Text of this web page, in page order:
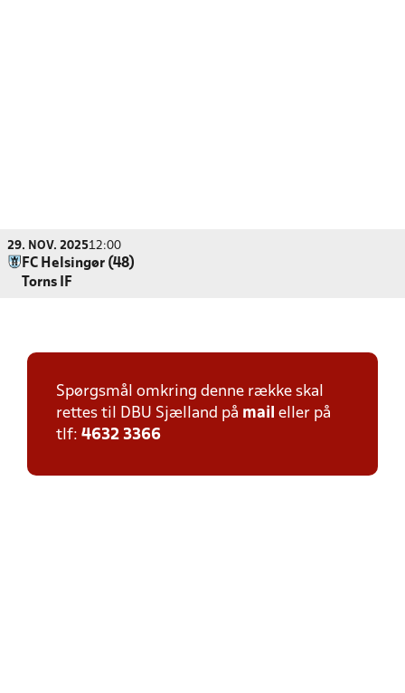
29. NOV. 202512:00
FC Helsingør (48)
Torns IF
Spørgsmål omkring denne række skal
rettes til DBU Sjælland på mail eller på
tlf: 4632 3366